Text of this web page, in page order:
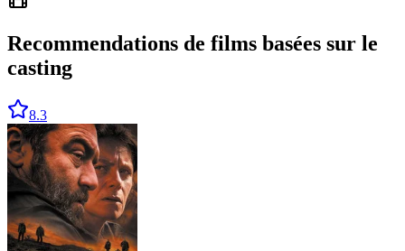
Recommendations de films basées sur le
casting
8.3